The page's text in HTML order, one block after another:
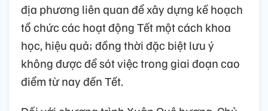
địa phương liên quan để xây dựng kế hoạch
tổ chức các hoạt động Tết một cách khoa
học, hiệu quả; đồng thời đặc biệt lưu ý
không được để sót việc trong giai đoạn cao
điểm từ nay đến Tết.